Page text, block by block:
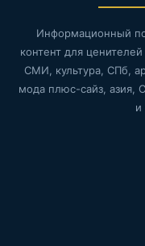
Информационный
контент для
СМИ, культура, СПб,
мода плюс-сайз, азия,
и